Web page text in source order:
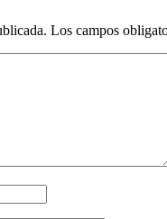
Los campos